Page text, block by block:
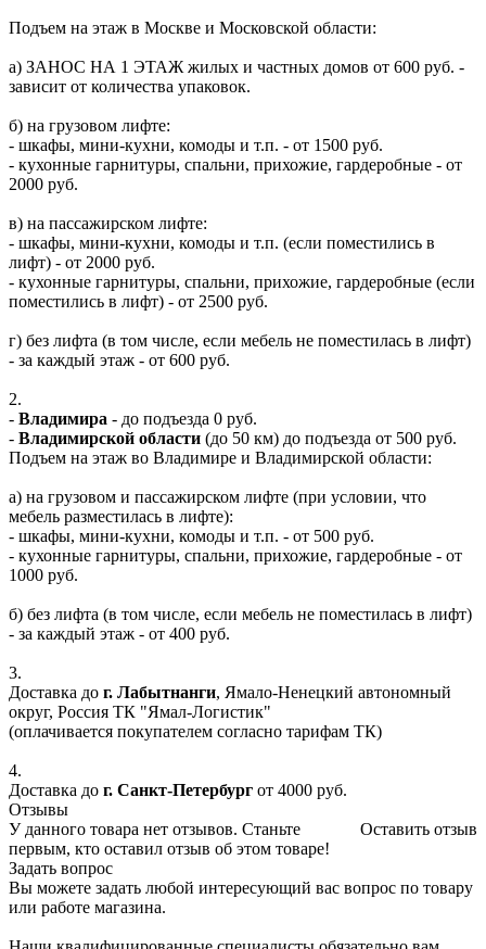
Подъем на этаж в Москве и Московской области:
а) ЗАНОС НА 1 ЭТАЖ жилых и частных домов от 600 руб. -
зависит от количества упаковок.
б) на грузовом лифте:
- шкафы, мини-кухни, комоды и т.п. - от 1500 руб.
- кухонные гарнитуры, спальни, прихожие, гардеробные - от
2000 руб.
в) на пассажирском лифте:
- шкафы, мини-кухни, комоды и т.п. (если поместились в
лифт) - от 2000 руб.
- кухонные гарнитуры, спальни, прихожие, гардеробные (если
поместились в лифт) - от 2500 руб.
г) без лифта (в том числе, если мебель не поместилась в лифт)
- за каждый этаж - от 600 руб.
2.
- Владимира - до подъезда 0 руб.
- Владимирской области (до 50 км) до подъезда от 500 руб.
Подъем на этаж во Владимире и Владимирской области:
а) на грузовом и пассажирском лифте (при условии, что
мебель разместилась в лифте):
- шкафы, мини-кухни, комоды и т.п. - от 500 руб.
- кухонные гарнитуры, спальни, прихожие, гардеробные - от
1000 руб.
б) без лифта (в том числе, если мебель не поместилась в лифт)
- за каждый этаж - от 400 руб.
3.
Доставка до г. Лабытнанги, Ямало-Ненецкий автономный
округ, Россия ТК "Ямал-Логистик"
(оплачивается покупателем согласно тарифам ТК)
4.
Доставка до г. Санкт-Петербург от 4000 руб.
Отзывы
Оставить отзыв
У данного товара нет отзывов. Станьте
первым, кто оставил отзыв об этом товаре!
Задать вопрос
Вы можете задать любой интересующий вас вопрос по товару
или работе магазина.